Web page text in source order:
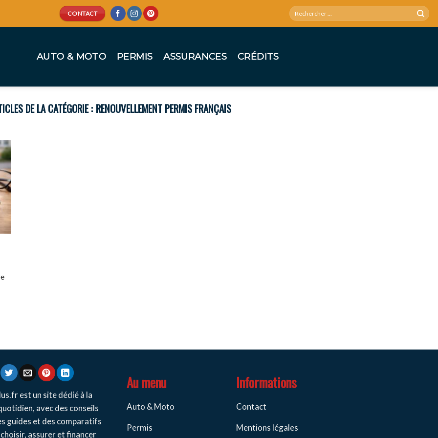
CONTACT
AUTO & MOTO PERMIS ASSURANCES CRÉDITS
RENOUVELLEMENT PERMIS FRANÇAIS
est un site dédié à la
avec des conseils
guides et des comparatifs
assurer et financer
Au menu
Auto & Moto
Permis
Informations
Contact
Mentions légales